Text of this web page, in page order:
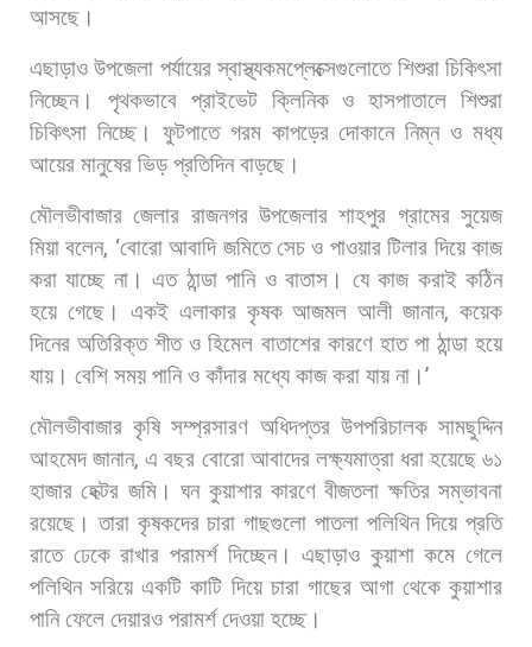
আসছে।
এছাড়াও উপজেলা পর্যায়ের স্বাস্থ্যকমপ্লেক্সেগুলোতে শিশুরা চিকিৎসা
নিচ্ছেন।
পৃথকভাবে প্রাইভেট ক্লিনিক ও হাসপাতালে শিশুরা
চিকিৎসা নিচ্ছে। ফুটপাতে গরম কাপড়ের দোকানে নিম্ন ও মধ্য
আয়ের মানুষের ভিড় প্রতিদিন বাড়ছে।
মৌলভীবাজার জেলার রাজনগর উপজেলার শাহপুর গ্রামের সুয়েজ
মিয়া বলেন, ‘বোরো আবাদি জমিতে সেচ ও পাওয়ার টিলার দিয়ে কাজ
করা যাচ্ছে না। এত ঠান্ডা পানি ও বাতাস। যে কাজ করাই কঠিন
হয়ে গেছে। একই এলাকার কৃষক আজমল আলী জানান, কয়েক
দিনের অতিরিক্ত শীত ও হিমেল বাতাশের কারণে হাত পা ঠান্ডা হয়ে
যায়। বেশি সময় পানি ও কাঁদার মধ্যে কাজ করা যায় না।’
মৌলভীবাজার কৃষি সম্প্রসারণ অধিদপ্তর উপপরিচালক সামছুদ্দিন
আহমেদ জানান,এ বছর বোরো আবাদের লক্ষ্যমাত্রা ধরা হয়েছে ৬১
হাজার হেক্টর জমি। ঘন কুয়াশার কারণে বীজতলা ক্ষতির সম্ভাবনা
রয়েছে। তারা কৃষকদের চারা গাছগুলো পাতলা পলিথিন দিয়ে প্রতি
রাতে ঢেকে রাখার পরামর্শ দিচ্ছেন। এছাড়াও কুয়াশা কমে গেলে
পলিথিন সরিয়ে একটি কাটি দিয়ে চারা গাছের আগা থেকে কুয়াশার
পানি ফেলে দেয়ারও পরামর্শ দেওয়া হচ্ছে।